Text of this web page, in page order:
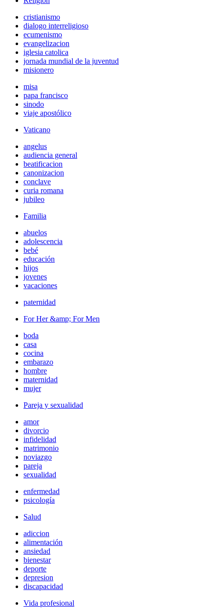
cristianismo
dialogo interreligioso
ecumenismo
evangelizacion
iglesia catolica
jornada mundial de la juventud
misionero
misa
papa francisco
sinodo
viaje apostólico
Vaticano
angelus
audiencia general
beatificacion
canonizacion
conclave
curia romana
jubileo
Familia
abuelos
adolescencia
bebé
educación
hijos
jovenes
vacaciones
paternidad
For Her &amp; For Men
boda
casa
cocina
embarazo
hombre
maternidad
mujer
Pareja y sexualidad
amor
divorcio
infidelidad
matrimonio
noviazgo
pareja
sexualidad
enfermedad
psicología
Salud
adiccion
alimentación
ansiedad
bienestar
deporte
depresion
discapacidad
Vida profesional